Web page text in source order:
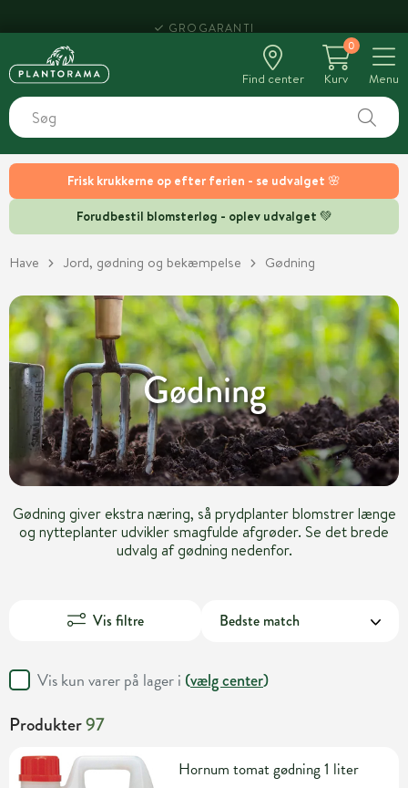
Frisk krukkerne op efter ferien - se udvalget 🌸
Forudbestil blomsterløg - oplev udvalget 💚
Find center
0
Kurv
Menu
Have Jord, gødning og bekæmpelse Gødning
Gødning
Gødning giver ekstra næring, så prydplanter blomstrer længe
og nytteplanter udvikler smagfulde afgrøder. Se det brede
udvalg af gødning nedenfor.
Vis filtre
Vis kun varer på lager i (vælg center)
Produkter97
Hornum tomat gødning 1 liter